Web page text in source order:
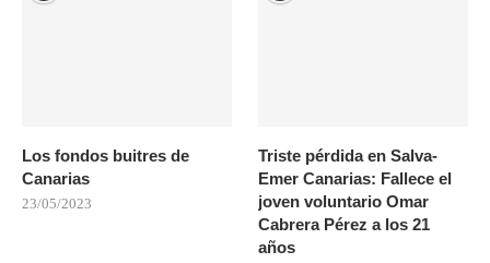
Los fondos buitres de
Canarias
23/05/2023
Triste pérdida en Salva-
Emer Canarias: Fallece el
joven voluntario Omar
Cabrera Pérez a los 21
años